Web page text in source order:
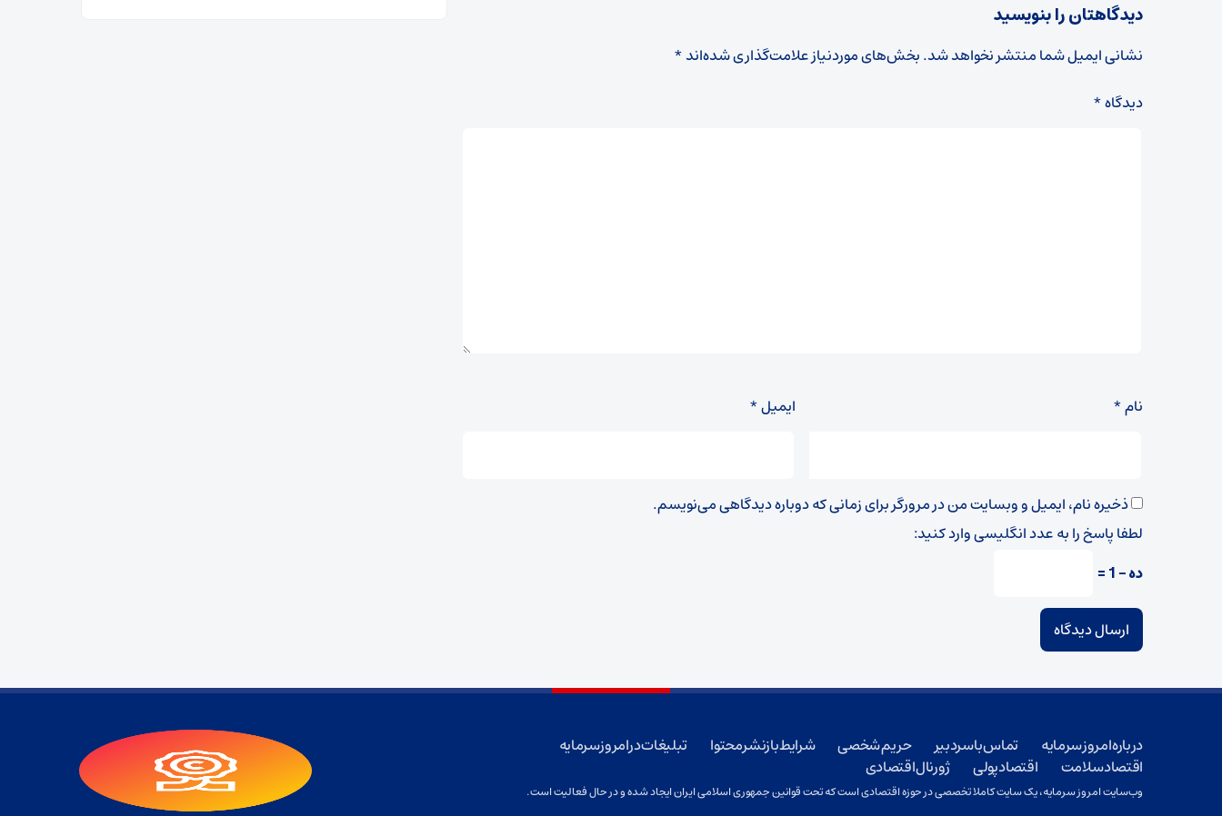
دیدگاهتان را بنویسید
نشانی ایمیل شما منتشر نخواهد شد.بخش‌های موردنیاز علامت‌گذاری شده‌اند*
دیدگاه*
نام* ایمیل*
ذخیره نام، ایمیل و وبسایت من در مرورگر برای زمانی که دوباره دیدگاهی می‌نویسم.
لطفا پاسخ را به عدد انگلیسی وارد کنید:
ده − 1 =
درباره امروز سرمایه تماس با سردبیر حریم شخصی شرایط بازنشر محتوا
تبلیغات در امروز سرمایه
اقتصاد سلامت
اقتصاد پولی ژورنال اقتصادی
وب‌سایت امروز سرمایه، یک سایت کاملا تخصصی در حوزه اقتصادی است که تحت قوانین جمهوری اسلامی ایران ایجاد شده و در حال فعالیت است.